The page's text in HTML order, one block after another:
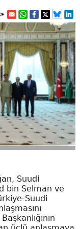
Suudi
bin Selman ve
Suudi